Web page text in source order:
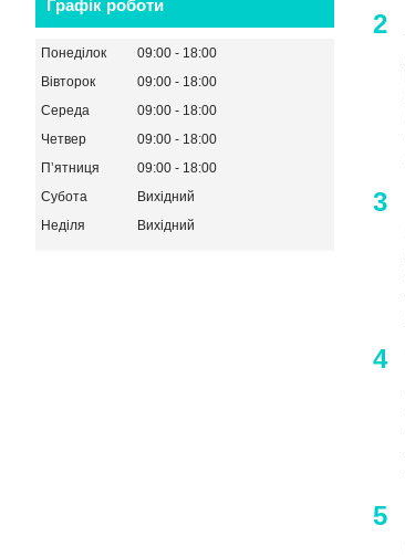
2
3
4
5
Графік роботи
Понеділок 09:00
18:00
Вівторок
09:00
18:00
Середа
09:00
18:00
Четвер
09:00
18:00
Пʼятниця
09:00
18:00
Субота
Вихідний
Неділя
Вихідний